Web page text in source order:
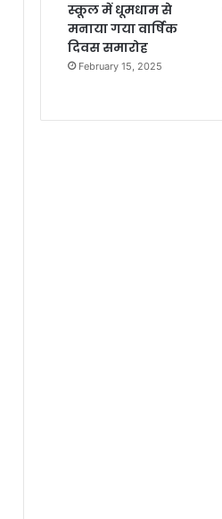
स्कूल में धूमधाम से
मनाया गया वार्षिक
दिवस समारोह
February 15, 2025